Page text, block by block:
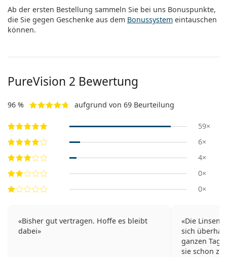
Ab der ersten Bestellung sammeln Sie bei uns Bonuspunkte,
die Sie gegen Geschenke aus dem Bonussystem eintauschen
können.
PureVision 2 Bewertung
96 % aufgrund von 69 Beurteilung
59×
6×
4×
0×
0×
Bisher gut vertragen. Hoffe es bleibt
dabei
Die Linsen
sich
ganzen Tag
sie schon